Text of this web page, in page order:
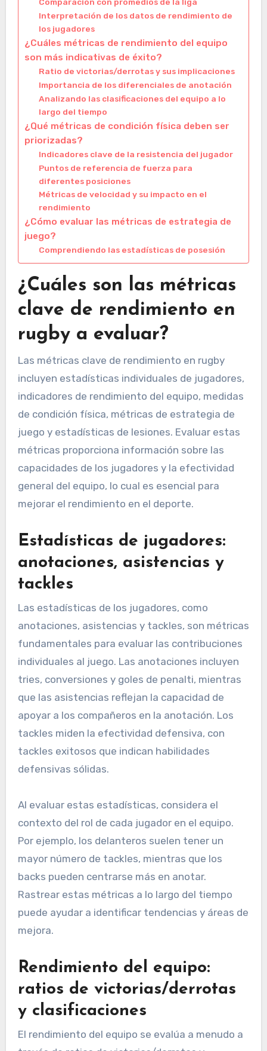
Comparación con promedios de la liga
Interpretación de los datos de rendimiento de
los jugadores
¿Cuáles métricas de rendimiento del equipo
son más indicativas de éxito?
Ratio de victorias/derrotas y sus implicaciones
Importancia de los diferenciales de anotación
Analizando las clasificaciones del equipo a lo
largo del tiempo
¿Qué métricas de condición física deben ser
priorizadas?
Indicadores clave de la resistencia del jugador
Puntos de referencia de fuerza para
diferentes posiciones
Métricas de velocidad y su impacto en el
rendimiento
¿Cómo evaluar las métricas de estrategia de
juego?
Comprendiendo las estadísticas de posesión
¿Cuáles son las métricas
clave de rendimiento en
rugby a evaluar?
Las métricas clave de rendimiento en rugby
incluyen estadísticas individuales de jugadores,
indicadores de rendimiento del equipo, medidas
de condición física, métricas de estrategia de
juego y estadísticas de lesiones. Evaluar estas
métricas proporciona información sobre las
capacidades de los jugadores y la efectividad
general del equipo, lo cual es esencial para
mejorar el rendimiento en el deporte.
Estadísticas de jugadores:
anotaciones, asistencias y
tackles
Las estadísticas de los jugadores, como
anotaciones, asistencias y tackles, son métricas
fundamentales para evaluar las contribuciones
individuales al juego. Las anotaciones incluyen
tries, conversiones y goles de penalti, mientras
que las asistencias reflejan la capacidad de
apoyar a los compañeros en la anotación. Los
tackles miden la efectividad defensiva, con
tackles exitosos que indican habilidades
defensivas sólidas.
Al evaluar estas estadísticas, considera el
contexto del rol de cada jugador en el equipo.
Por ejemplo, los delanteros suelen tener un
mayor número de tackles, mientras que los
backs pueden centrarse más en anotar.
Rastrear estas métricas a lo largo del tiempo
puede ayudar a identificar tendencias y áreas de
mejora.
Rendimiento del equipo:
ratios de victorias/derrotas
y clasificaciones
El rendimiento del equipo se evalúa a menudo a